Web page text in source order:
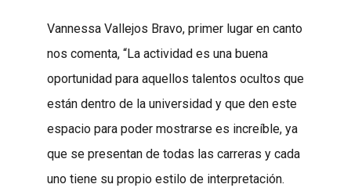
Vannessa Vallejos Bravo, primer lugar en canto
nos comenta, “La actividad es una buena
oportunidad para aquellos talentos ocultos que
están dentro de la universidad y que den este
espacio para poder mostrarse es increíble, ya
que se presentan de todas las carreras y cada
uno tiene su propio estilo de interpretación.